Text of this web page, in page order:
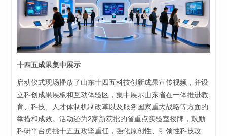
十四五成果集中展示
启动仪式现场播放了山东十四五科技创新成果宣传视频，并设
立科创成果展板和互动体验区，集中展示山东省在一体推进教
育、科技、人才体制机制改革以及服务国家重大战略等方面的
举措和成效。活动还为2家新获批的省重点实验室授牌，鼓励
科研平台勇挑十五五攻坚重任，强化原创性、引领性科技攻